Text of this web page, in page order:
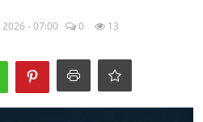
2026 - 07:00 0 13